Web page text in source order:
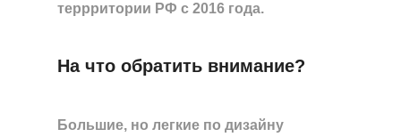
На что обратить внимание?
террритории РФ с 2016 года.
Большие, но легкие по дизайну